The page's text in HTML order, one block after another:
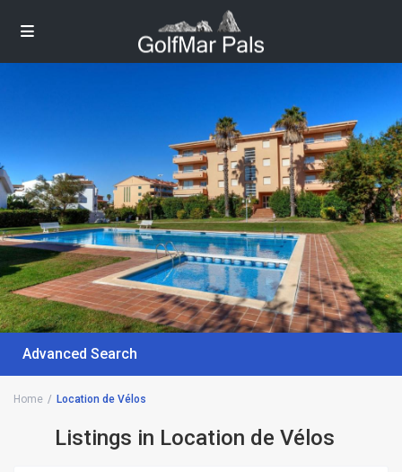
Advanced Search
Home Location de Vélos
Listings in Location de Vélos